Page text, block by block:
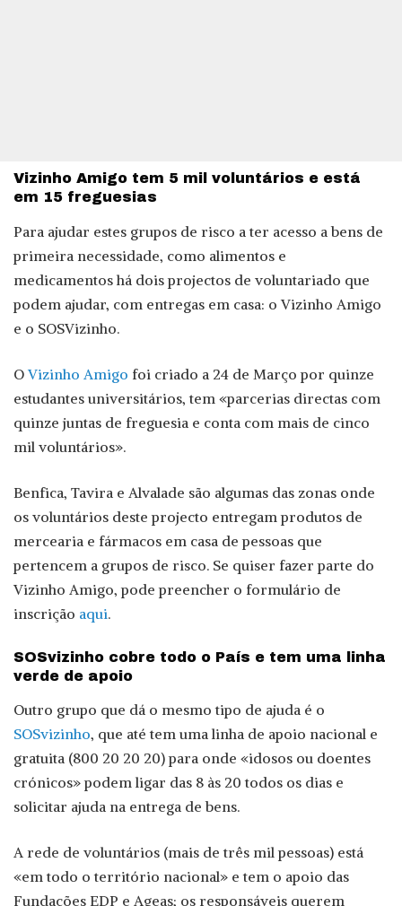
Vizinho Amigo tem 5 mil voluntários e está
em 15 freguesias
Para ajudar estes grupos de risco a ter acesso a bens de
primeira necessidade, como alimentos e
medicamentos há dois projectos de voluntariado que
podem ajudar, com entregas em casa: o Vizinho Amigo
e o SOSVizinho.
OVizinho Amigo foi criado a 24 de Março por quinze
estudantes universitários, tem «parcerias directas com
quinze juntas de freguesia e conta com mais de cinco
mil voluntários».
Benfica, Tavira e Alvalade são algumas das zonas onde
os voluntários deste projecto entregam produtos de
mercearia e fármacos em casa de pessoas que
pertencem a grupos de risco. Se quiser fazer parte do
Vizinho Amigo, pode preencher o formulário de
inscrição aqui.
SOSvizinho cobre todo o País e tem uma linha
verde de apoio
Outro grupo que dá o mesmo tipo de ajuda é o
SOSvizinho, que até tem uma linha de apoio nacional e
gratuita (800 20 20 20) para onde «idosos ou doentes
crónicos» podem ligar das 8 às 20 todos os dias e
solicitar ajuda na entrega de bens.
A rede de voluntários (mais de três mil pessoas) está
«em todo o território nacional» e tem o apoio das
Fundações EDP e Ageas; os responsáveis querem